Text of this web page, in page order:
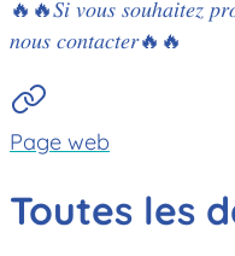
🔥🔥𝑆𝑖 𝑣𝑜𝑢𝑠 𝑠𝑜𝑢ℎ𝑎𝑖𝑡𝑒𝑧
𝑛𝑜𝑢𝑠 𝑐𝑜𝑛𝑡𝑎𝑐𝑡𝑒𝑟🔥🔥
Page web
Toutes les